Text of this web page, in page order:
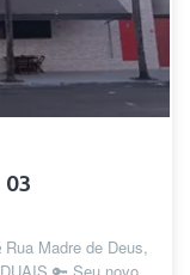
Madre de Deus,